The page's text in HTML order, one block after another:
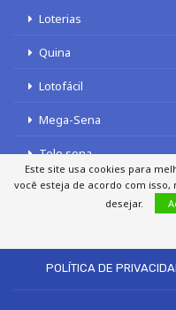
Loterias
Quina
Lotofácil
Mega-Sena
Tele sena
POLÍTICA DE
Este site usa cookies para
você esteja de acordo com
desejar.